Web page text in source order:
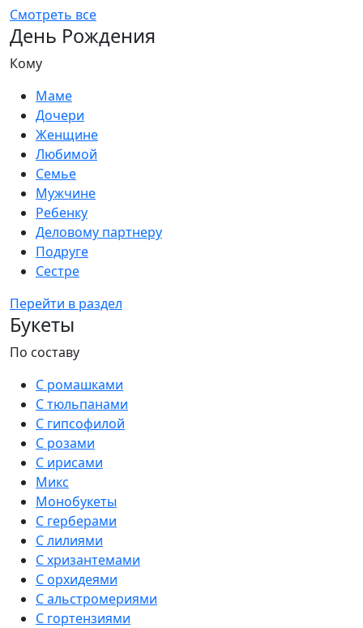
Смотреть все
День Рождения
Кому
Маме
Дочери
Женщине
Любимой
Семье
Мужчине
Ребенку
Деловому партнеру
Подруге
Сестре
Перейти в раздел
Букеты
По составу
С ромашками
С тюльпанами
С гипсофилой
С розами
С ирисами
Микс
Монобукеты
С герберами
С лилиями
С хризантемами
С орхидеями
С альстромериями
С гортензиями